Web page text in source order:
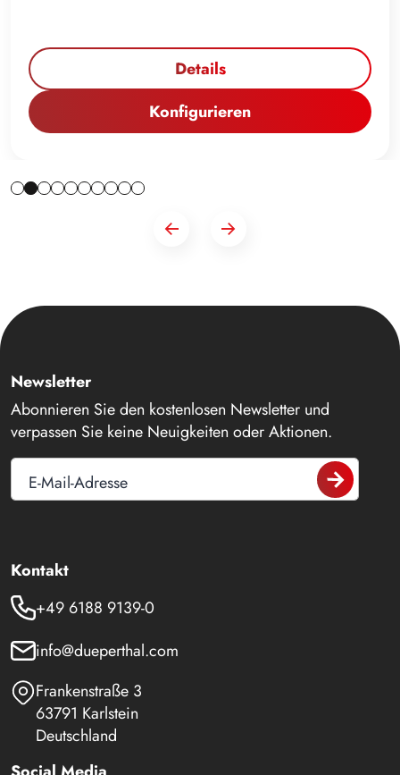
Details
Konfigurieren
Newsletter
Abonnieren Sie den kostenlosen Newsletter und
verpassen Sie keine Neuigkeiten oder Aktionen.
E-Mail-Adresse
Kontakt
+49 6188 9139-0
info@dueperthal.com
Frankenstraße 3
63791 Karlstein
Deutschland